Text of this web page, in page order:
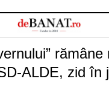
rămâne
ALDE, zid în